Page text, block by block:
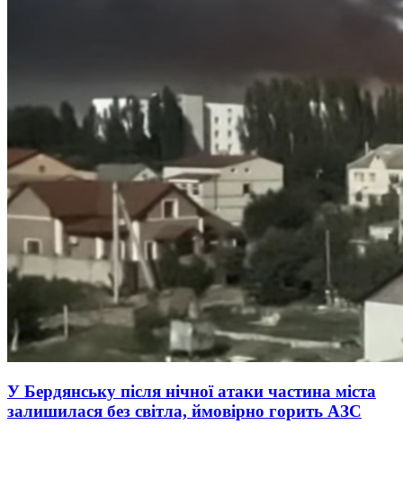
У Бердянську після нічної атаки частина міста
залишилася без світла, ймовірно горить АЗС